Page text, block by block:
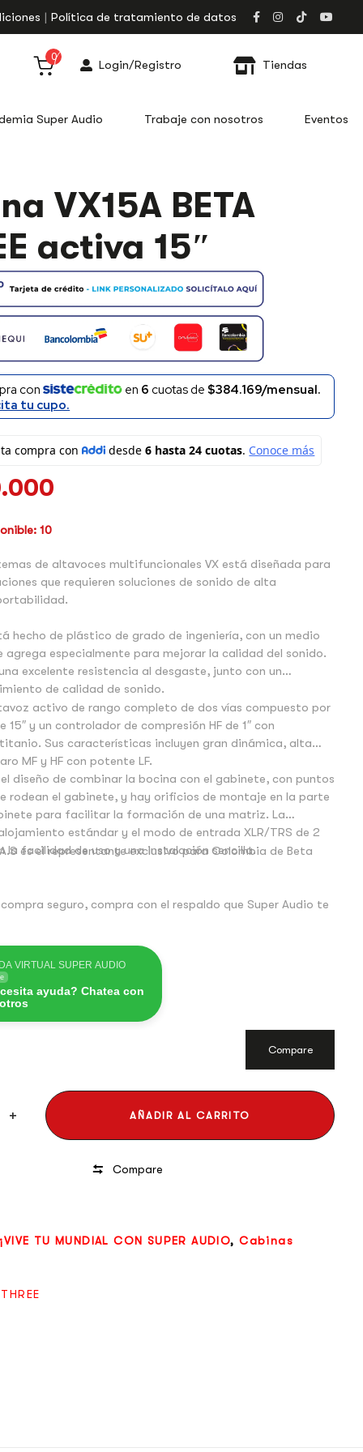
Política de tratamiento de datos
0
Login/Registro Tiendas
Super Audio Trabaje con nosotros Eventos
VX15A BETA
activa 15″
con en 6 cuotas de $384.169/mensual.
tu cupo.
10
de altavoces multifuncionales VX está diseñada para
que requieren soluciones de sonido de alta
hecho de plástico de grado de ingeniería, con un medio
agrega especialmente para mejorar la calidad del sonido.
excelente resistencia al desgaste, junto con un
de calidad de sonido.
activo de rango completo de dos vías compuesto por
15″ y un controlador de compresión HF de 1″ con
Sus características incluyen gran dinámica, alta
MF y HF con potente LF.
diseño de combinar la bocina con el gabinete, con puntos
rodean el gabinete, y hay orificios de montaje en la parte
para facilitar la formación de una matriz. La
estándar y el modo de entrada XLR/TRS de 2
la facilidad de uso y una instalación sencilla.
es el representante exclusivo para Colombia de Beta
seguro, compra con el respaldo que Super Audio te
VIRTUAL SUPER AUDIO
ayuda? Chatea con
Compare
AÑADIR AL CARRITO
Compare
¡VIVE TU MUNDIAL CON SUPER AUDIO,Cabinas